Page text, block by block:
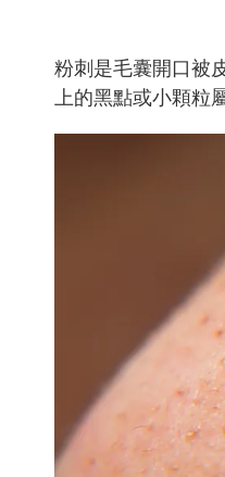
粉刺是毛囊開口被
上的黑點或小顆粒